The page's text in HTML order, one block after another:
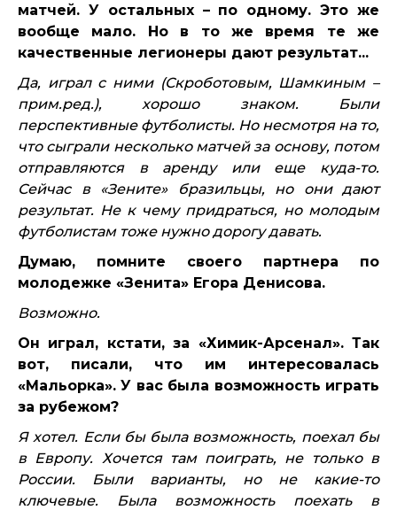
матчей. У остальных – по одному. Это же
вообще мало. Но в то же время те же
качественные легионеры дают результат...
Да, играл с ними (Скроботовым, Шамкиным –
прим.ред.), хорошо знаком. Были
перспективные футболисты. Но несмотря на то,
что сыграли несколько матчей за основу, потом
отправляются в аренду или еще куда-то.
Сейчас в «Зените» бразильцы, но они дают
результат. Не к чему придраться, но молодым
футболистам тоже нужно дорогу давать.
Думаю, помните своего партнера по
молодежке «Зенита» Егора Денисова.
Возможно.
Он играл, кстати, за «Химик-Арсенал». Так
вот, писали, что им интересовалась
«Мальорка». У вас была возможность играть
за рубежом?
Я хотел. Если бы была возможность, поехал бы
в Европу. Хочется там поиграть, не только в
России. Были варианты, но не какие-то
ключевые. Была возможность поехать в